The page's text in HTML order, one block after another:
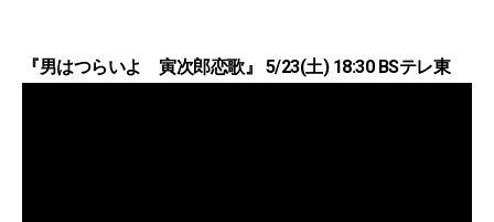
『男はつらいよ 寅次郎恋歌』 5/23(土) 18:30 BSテレ東